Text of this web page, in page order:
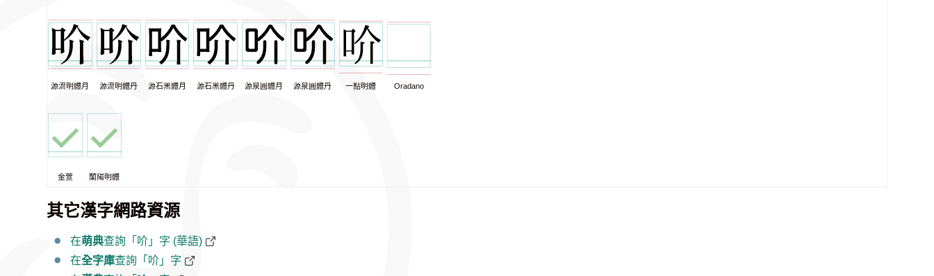
源流明體月 源流明體丹 源石黑體月 源石黑體丹 源泉圓體月 源泉圓體丹 一點明體 Oradano
金萱 蘭陽明體
其它漢字網路資源
在萌典查詢「吤」字 (華語)
在全字庫查詢「吤」字